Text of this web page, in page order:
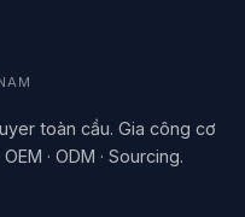
toàn cầu. Gia công cơ
· ODM · Sourcing.